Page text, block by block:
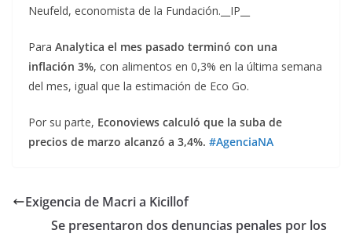
Neufeld, economista de la Fundación.__IP__
Para Analytica el mes pasado terminó con una
inflación 3%, con alimentos en 0,3% en la última semana
del mes, igual que la estimación de Eco Go.
Por su parte, Econoviews calculó que la suba de
precios de marzo alcanzó a 3,4%. #AgenciaNA
Exigencia de Macri a Kicillof
Se presentaron dos denuncias penales por los